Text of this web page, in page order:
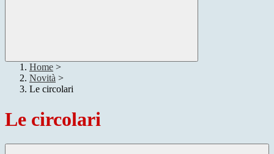
Home >
Novità >
Le circolari
Le circolari